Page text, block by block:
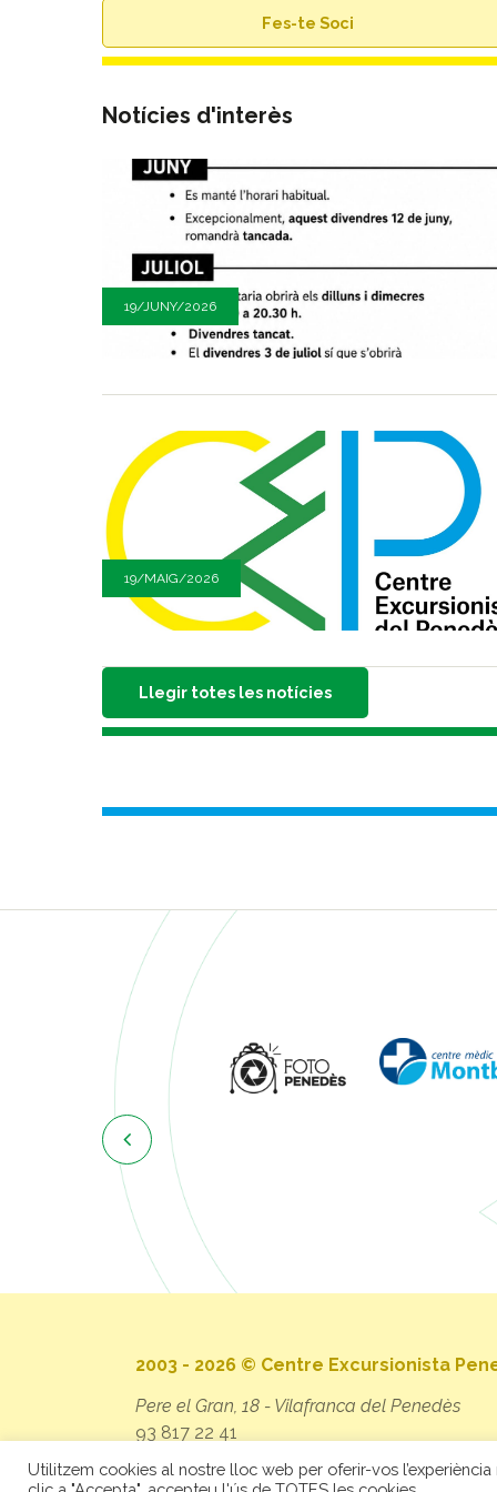
Fes-te Soci
Notícies d'interès
19/JUNY/2026
19/MAIG/2026
Llegir totes les notícies

2003 - 2026 © Centre Excursionista
Pere el Gran, 18 - Vilafranca del Penedès
93 817 22 41
secretaria@cep.cat
Utilitzem cookies al nostre lloc web per oferir-vos